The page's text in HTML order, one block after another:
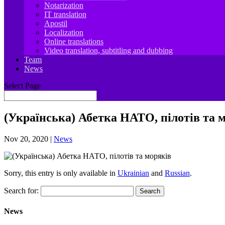
Notarization
IT translation
Apostil
Localization
Online translations
Video translation, subtitling and dubbing
Team
News
Select Page
(Українська) Абетка НАТО, пілотів та
Nov 20, 2020 | News
Sorry, this entry is only available in Ukrainian and Russian.
Search for:
News